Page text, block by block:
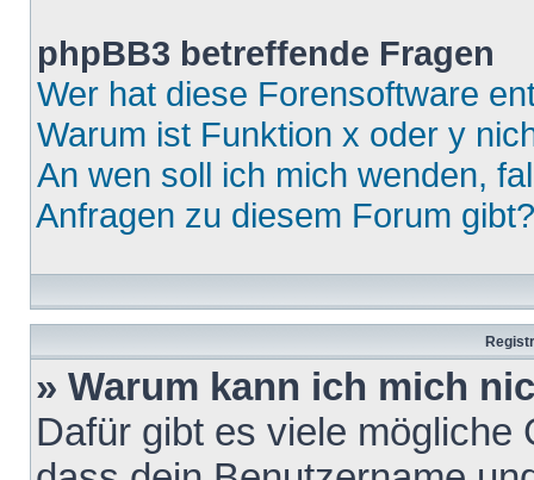
phpBB3 betreffende Fragen
Wer hat diese Forensoftware
Warum ist Funktion x oder y
An wen soll ich mich wenden,
Anfragen zu diesem Forum gibt?
» Warum kann ich mich
Dafür gibt es viele